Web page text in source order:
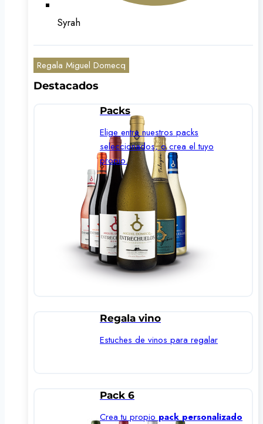
Syrah
Regala Miguel Domecq
Destacados
Packs
Elige entre nuestros packs
seleccionados, o crea el tuyo
propio.
Regala vino
Estuches de vinos para regalar
Pack 6
Crea tu propio pack personalizado